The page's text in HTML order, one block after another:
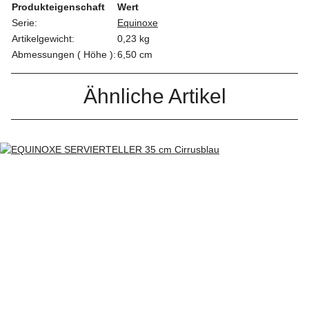
Produkteigenschaft
Wert
Serie:
Equinoxe
Artikelgewicht:
0,23 kg
Abmessungen ( Höhe ):6,50 cm
Ähnliche Artikel